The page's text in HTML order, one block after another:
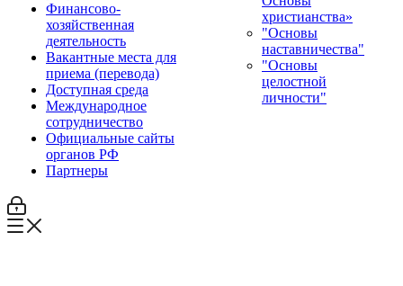
Финансово-
хозяйственная
деятельность
Вакантные места для
приема (перевода)
Доступная среда
Международное
сотрудничество
Официальные сайты
органов РФ
Партнеры
христианства»
"Основы
наставничества"
"Основы
целостной
личности"